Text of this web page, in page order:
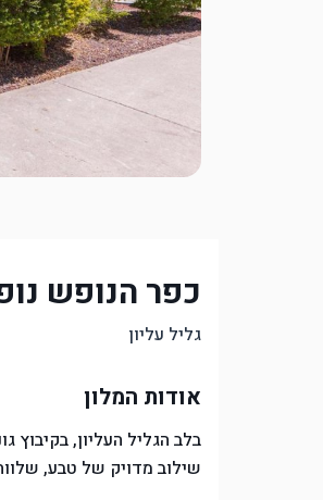
כפר הנופש
גליל עליון
אודות המלון
בלב הגליל העליון, בקיבוץ
שילוב מדויק של טבע, שלווה